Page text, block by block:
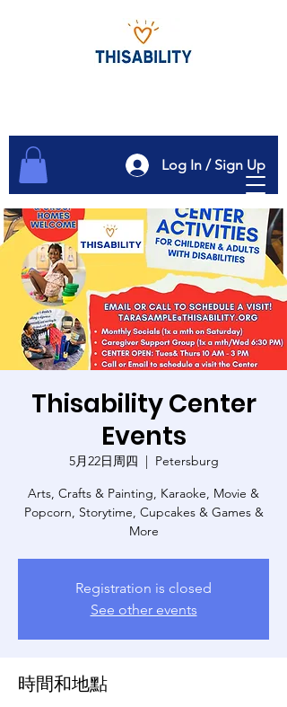
Log In / Sign Up
Thisability Center
Events
5月22日周四
  |
Petersburg
Arts, Crafts & Painting, Karaoke, Movie &
Popcorn, Storytime, Cupcakes & Games &
More
Registration is closed
See other events
時間和地點